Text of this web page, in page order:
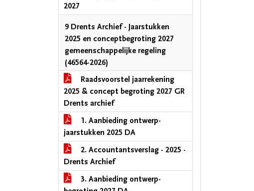
2027
9 Drents Archief - Jaarstukken
2025 en conceptbegroting 2027
gemeenschappelijke regeling
(46564-2026)
Raadsvoorstel jaarrekening
2025 & concept begroting 2027 GR
Drents archief
1. Aanbieding ontwerp-
jaarstukken 2025 DA
2. Accountantsverslag - 2025 -
Drents Archief
3. Aanbieding ontwerp-